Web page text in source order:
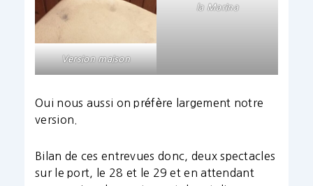
Version maison
la Marina
Oui nous aussi on préfère largement notre
version.
Bilan de ces entrevues donc, deux spectacles
sur le port, le 28 et le 29 et en attendant